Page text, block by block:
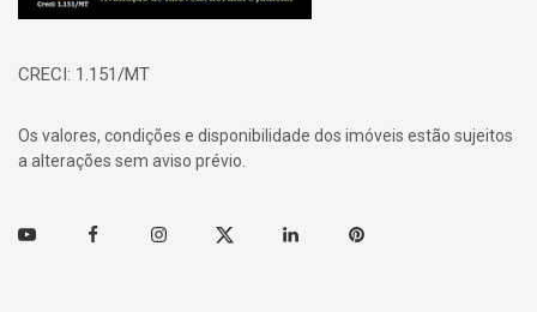
CRECI: 1.151/MT
Os valores, condições e disponibilidade dos imóveis estão sujeitos
a alterações sem aviso prévio.
Youtube FacebookInstagramTwitter Linkedin Pinterest